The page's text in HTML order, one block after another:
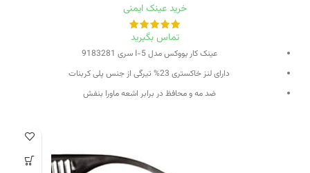
خرید عینک ایمنی
تماس بگیرید
عینک کار یووکس مدل I-5 سری 9183281
دارای لنز خاکستری 23% تیرگی از جنس پلی کربنات
ضد مه و محافظ در برابر اشعه ماورا بنفش